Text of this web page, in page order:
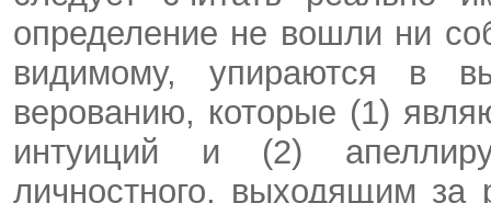
определение не вошли ни
видимому, упираются в
верованию, которые (1)
интуиций и (2)
личностного, выходящим за